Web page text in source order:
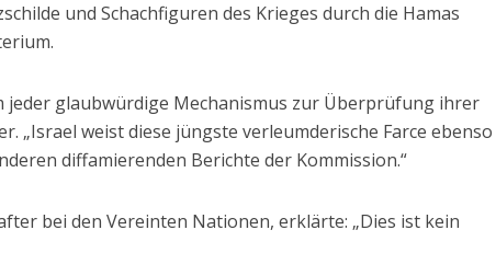
und Schachfiguren des Krieges durch die Hamas
jeder glaubwürdige Mechanismus zur Überprüfung ihrer
„Israel weist diese jüngste verleumderische Farce ebenso
diffamierenden Berichte der Kommission.“
bei den Vereinten Nationen, erklärte: „Dies ist kein